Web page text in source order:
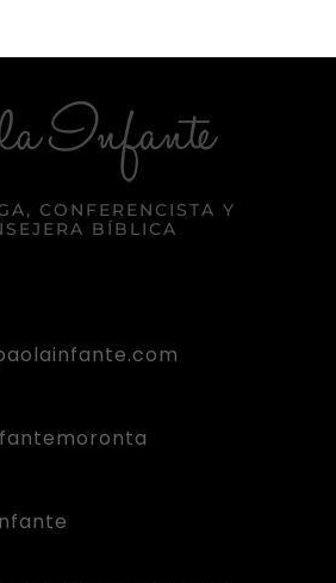
CONFERENCISTA Y
BÍBLICA